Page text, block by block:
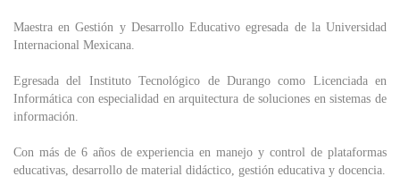
Maestra en Gestión y Desarrollo Educativo egresada de la Universidad
Internacional Mexicana.
Egresada del Instituto Tecnológico de Durango como Licenciada en
Informática con especialidad en arquitectura de soluciones en sistemas de
información.
Con más de 6 años de experiencia en manejo y control de plataformas
educativas, desarrollo de material didáctico, gestión educativa y docencia.